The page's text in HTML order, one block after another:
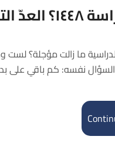
ما زالت مؤجلة؟